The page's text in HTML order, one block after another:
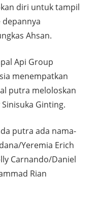
diri untuk tampil
Ahsan.
Api Group
menempatkan
putra meloloskan
Ginting.
putra ada nama-
Yeremia Erich
Carnando/Daniel
Rian